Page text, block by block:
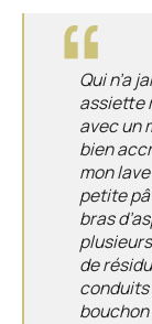
Qui n’a
assiette
avec un
bien
mon
petite
bras
de
conduits